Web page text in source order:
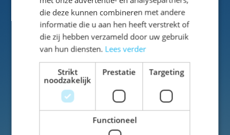
lederhose
Johann of
zien we je
straks aan de
biertafel in
een echte
Lederhose
Wildleder?
die deze kunnen combineren met andere
informatie die u aan hen heeft verstrekt of
die zij hebben verzameld door uw gebruik
van hun diensten. Lees verder
Strikt
noodzakelijk
Prestatie Targeting
Functioneel
KORTING!
Schrijf je nuin voor de nieuwsbrief en ontvang toegang
tot exclusieve kortingen!
Voor- en achternaam
Inschrijven